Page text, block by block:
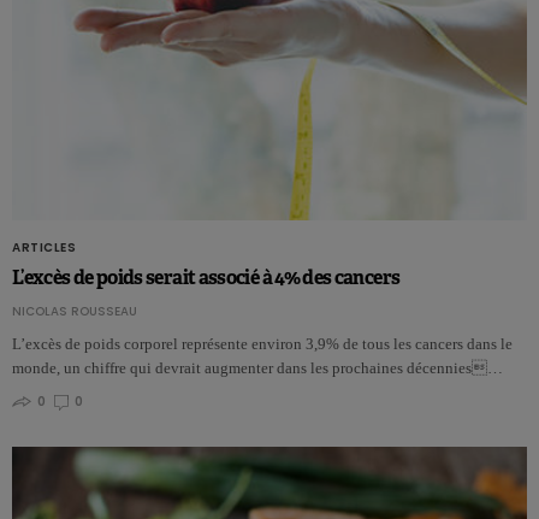
ARTICLES
L’excès de poids serait associé à 4% des cancers
NICOLAS ROUSSEAU
L’excès de poids corporel représente environ 3,9% de tous les cancers dans le
monde, un chiffre qui devrait augmenter dans les prochaines décennies…
0
0